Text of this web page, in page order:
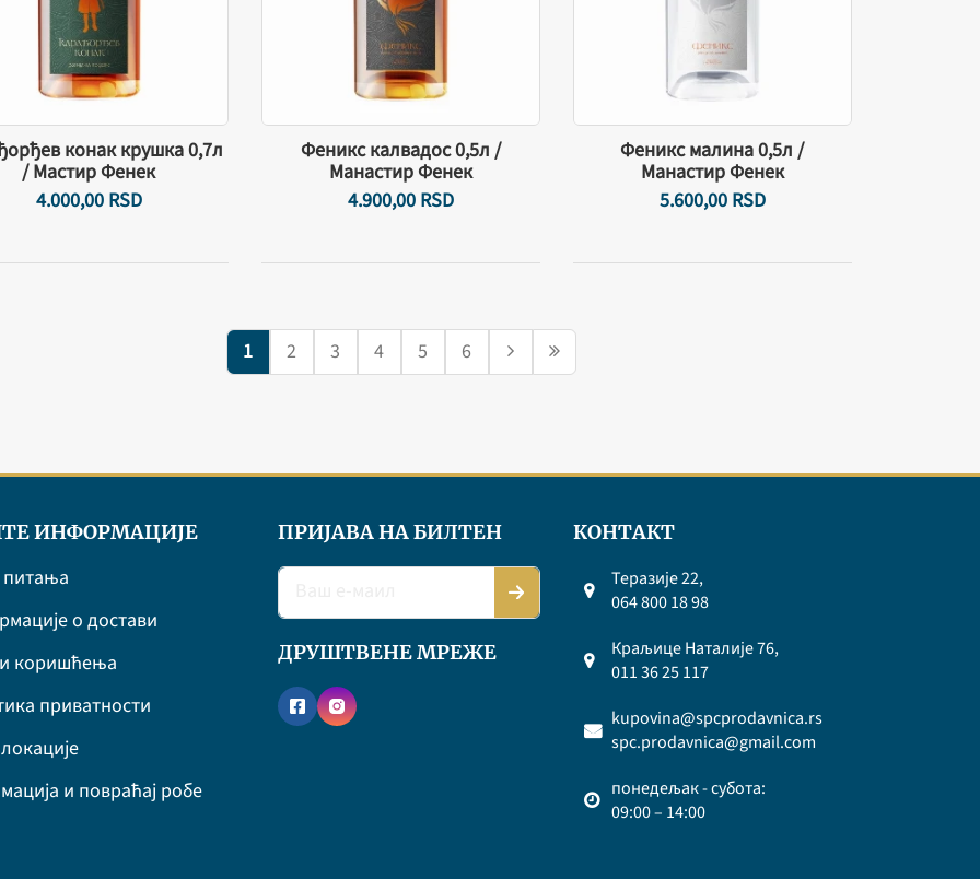
конак крушка 0,7л
/ Мастир Фенек
4.000,00 RSD
Феникс калвадос 0,5л /
Манастир Фенек
4.900,00 RSD
Феникс малина 0,5л /
Манастир Фенек
5.600,00 RSD
1 2 3 4 5 6
ИНФОРМАЦИЈЕ
питања
о достави
коришћења
приватности
и повраћај робе
ПРИЈАВА НА БИЛТЕН
ДРУШТВЕНЕ МРЕЖЕ
КОНТАКТ
Теразије 22,
064 800 18 98
Краљице Наталије 76,
011 36 25 117
kupovina@spcprodavnica.rs
spc.prodavnica@gmail.com
понедељак - субота:
09:00 – 14:00